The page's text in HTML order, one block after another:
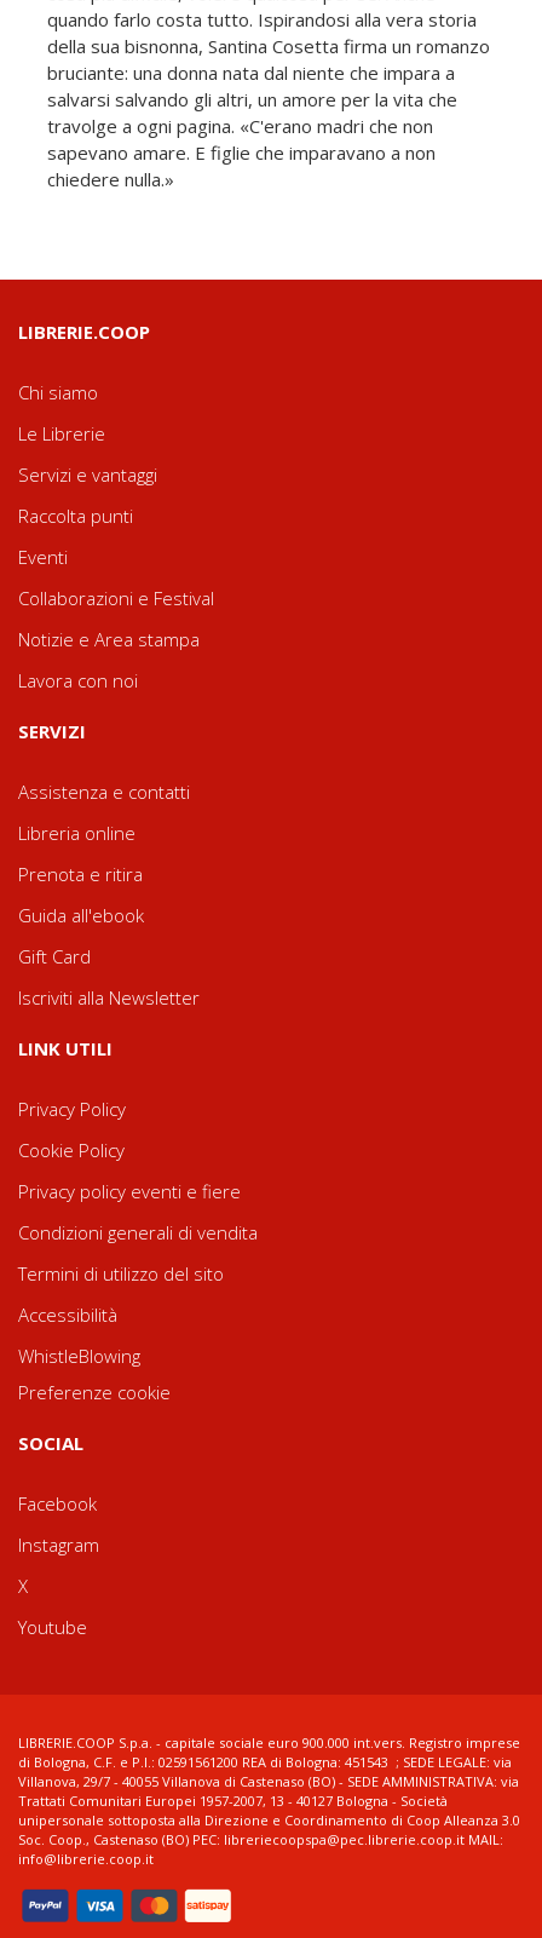
quando farlo costa tutto. Ispirandosi alla vera storia
della sua bisnonna, Santina Cosetta firma un romanzo
bruciante: una donna nata dal niente che impara a
salvarsi salvando gli altri, un amore per la vita che
travolge a ogni pagina. «C'erano madri che non
sapevano amare. E figlie che imparavano a non
chiedere nulla.»
LIBRERIE.COOP
Chi siamo
Le Librerie
Servizi e vantaggi
Raccolta punti
Eventi
Collaborazioni e Festival
Notizie e Area stampa
Lavora con noi
SERVIZI
Assistenza e contatti
Libreria online
Prenota e ritira
Guida all'ebook
Gift Card
Iscriviti alla Newsletter
LINK UTILI
Privacy Policy
Cookie Policy
Privacy policy eventi e fiere
Condizioni generali di vendita
Termini di utilizzo del sito
Accessibilità
WhistleBlowing
Preferenze cookie
SOCIAL
Facebook
Instagram
X
Youtube
LIBRERIE.COOP S.p.a. - capitale sociale euro 900.000 int.vers. Registro imprese
di Bologna, C.F. e P.I.: 02591561200 REA di Bologna: 451543 ; SEDE LEGALE: via
Villanova, 29/7 - 40055 Villanova di Castenaso (BO) - SEDE AMMINISTRATIVA: via
Trattati Comunitari Europei 1957-2007, 13 - 40127 Bologna - Società
unipersonale sottoposta alla Direzione e Coordinamento di Coop Alleanza 3.0
Soc. Coop., Castenaso (BO) PEC: libreriecoopspa@pec.librerie.coop.it MAIL:
info@librerie.coop.it